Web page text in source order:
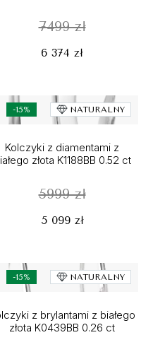
7499 zł
6 374 zł
-15% NATURALNY
Kolczyki z diamentami z
złota K1188BB 0.52 ct
5999 zł
5 099 zł
-15% NATURALNY
z brylantami z białego
złota K0439BB 0.26 ct